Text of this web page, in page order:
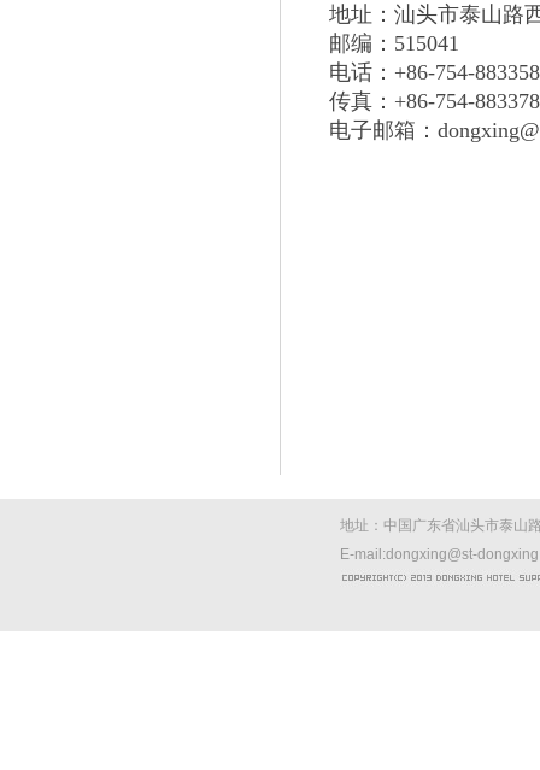
地址：汕头市泰山路
邮编：515041
电话：+86-754-
传真：+86-754-
电子邮箱：
地址：中国广东省汕头市泰山
E-mail:dongxing@st-